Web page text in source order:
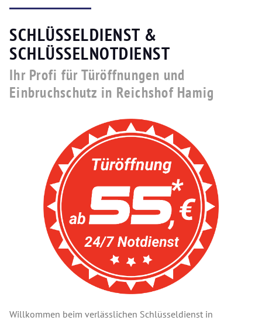
SCHLÜSSELDIENST &
SCHLÜSSELNOTDIENST
Ihr Profi für Türöffnungen und
Einbruchschutz in Reichshof Hamig
Willkommen beim verlässlichen Schlüsseldienst in